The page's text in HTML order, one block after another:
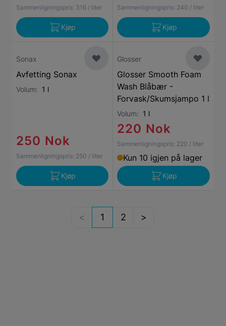
Sammenligningspris: 316 / liter
Kjøp
Sammenligningspris: 240 / liter
Kjøp
Sonax
Avfetting Sonax
Volum: 1 l
250 Nok
Sammenligningspris: 250 / liter
Kjøp
Glosser
Glosser Smooth Foam
Wash Blåbær -
Forvask/Skumsjampo 1 l
Volum: 1 l
220 Nok
Sammenligningspris: 220 / liter
Kun 10 igjen på lager
Kjøp
1 2